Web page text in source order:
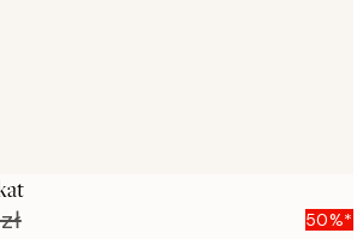
50%*